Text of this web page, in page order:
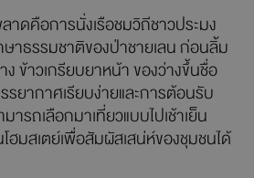
ดคือการนั่งเรือชมวิถีชาวประมง
าธรรมชาติของป่าชายเลน ก่อนลิ้ม
ข้าวเกรียบยาหน้า ของว่างขึ้นชื่อ
ยากาศเรียบง่ายและการต้อนรับ
ารถเลือกมาเที่ยวแบบไปเช้าเย็น
มสเตย์เพื่อสัมผัสเสน่ห์ของชุมชนได้